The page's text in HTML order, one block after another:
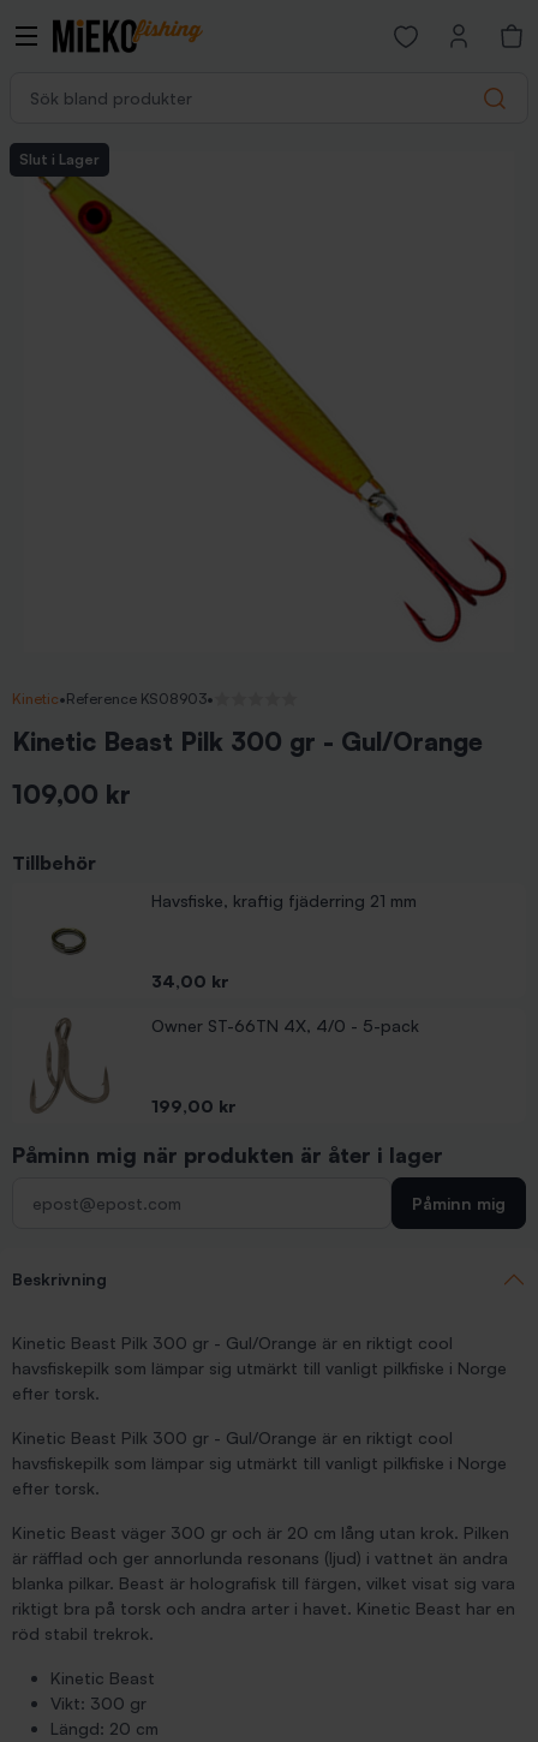
Search
Open favorites
Slut i Lager
Kinetic•Reference KS08903•
Kinetic Beast Pilk 300 gr - Gul/Orange
109,00 kr
Tillbehör
Havsfiske, kraftig fjäderring 21 mm
Pris
34,00 kr
Owner ST-66TN 4X, 4/0 - 5-pack
Pris
199,00 kr
Påminn mig när produkten är åter i lager
Påminn mig
Beskrivning
Kinetic Beast Pilk 300 gr - Gul/Orange är en riktigt cool
havsfiskepilk som lämpar sig utmärkt till vanligt pilkfiske i Norge
efter torsk.
Kinetic Beast Pilk 300 gr - Gul/Orange är en riktigt cool
havsfiskepilk som lämpar sig utmärkt till vanligt pilkfiske i Norge
efter torsk.
Kinetic Beast väger 300 gr och är 20 cm lång utan krok. Pilken
är räfflad och ger annorlunda resonans (ljud) i vattnet än andra
blanka pilkar. Beast är holografisk till färgen, vilket visat sig vara
riktigt bra på torsk och andra arter i havet. Kinetic Beast har en
röd stabil trekrok.
Kinetic Beast
Vikt: 300 gr
Längd: 20 cm